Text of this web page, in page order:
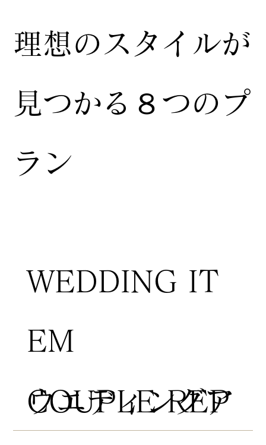
COUPLE REP
​理想のスタイルが
見つかる８つのプ
ラン
WEDDING IT
EM
​ウエディングア